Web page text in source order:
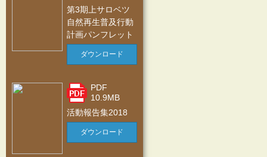
第3期上サロベツ
自然再生普及行動
計画パンフレット
ダウンロード
PDF
10.9MB
活動報告集2018
ダウンロード